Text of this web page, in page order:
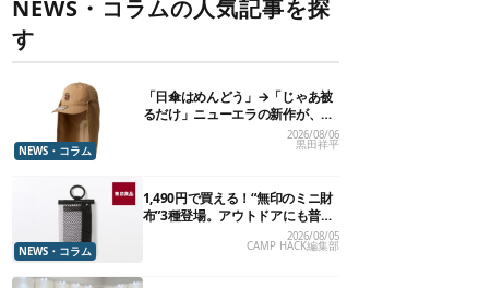
NEWS・コラムの人気記事を探
す
NEWS・コラム
「日傘はめんどう」→「じゃあ被
るだけ」ニューエラの新作が、真
2026/08/06
黒田祥平
NEWS・コラム
1,490円で買える！“無印のミニ財
布”3種登場。アウトドアにも普段
2026/08/05
CAMP HACK編集部